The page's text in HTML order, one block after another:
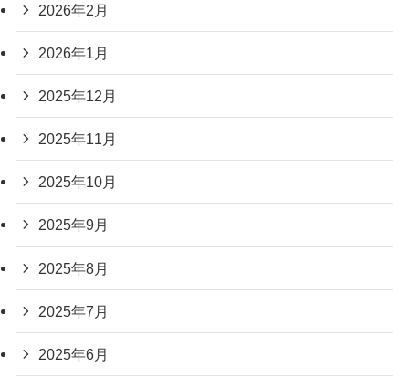
2026年2月
2026年1月
2025年12月
2025年11月
2025年10月
2025年9月
2025年8月
2025年7月
2025年6月